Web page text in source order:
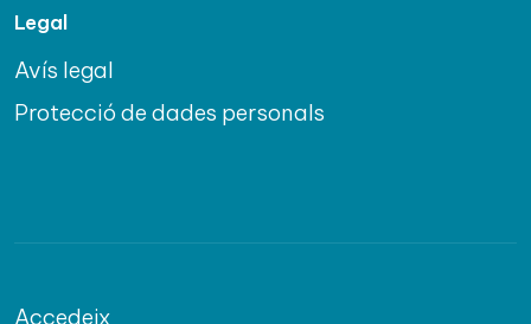
Legal
Avís legal
Protecció de dades personals
Accedeix